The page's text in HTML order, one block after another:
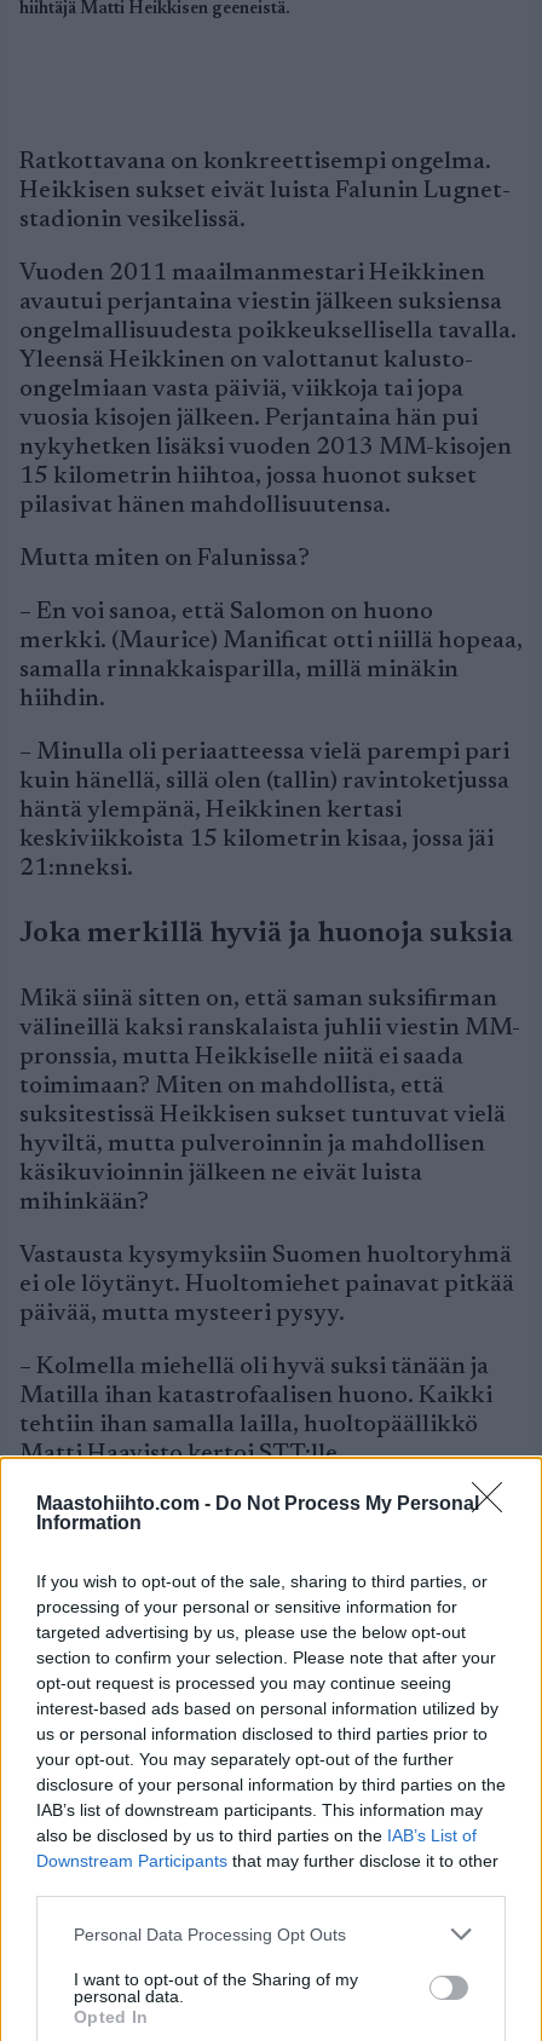
Maastohiihto.com - Do Not Process My Personal
Information
If you wish to opt-out of the sale, sharing to third parties, or
processing of your personal or sensitive information for
targeted advertising by us, please use the below opt-out
section to confirm your selection. Please note that after your
opt-out request is processed you may continue seeing
interest-based ads based on personal information utilized by
us or personal information disclosed to third parties prior to
your opt-out. You may separately opt-out of the further
disclosure of your personal information by third parties on the
IAB’s list of downstream participants. This information may
also be disclosed by us to third parties on the IAB’s List of
Downstream Participants that may further disclose it to other
Please note that this website/app uses one or more Google
not limited to your visit or usage behaviour. You may click to
grant or deny consent to Google and its third-party tags to
use your data for below specified purposes in below Google
Personal Data Processing Opt Outs
I want to opt-out of the Sharing of my
personal data.
Opted In
hiihtäjä Matti Heikkisen geeneistä.
Ratkottavana on konkreettisempi ongelma.
Heikkisen sukset eivät luista Falunin Lugnet-
stadionin vesikelissä.
Vuoden 2011 maailmanmestari Heikkinen
avautui perjantaina viestin jälkeen suksiensa
ongelmallisuudesta poikkeuksellisella tavalla.
Yleensä Heikkinen on valottanut kalusto-
ongelmiaan vasta päiviä, viikkoja tai jopa
vuosia kisojen jälkeen. Perjantaina hän pui
nykyhetken lisäksi vuoden 2013 MM-kisojen
15 kilometrin hiihtoa, jossa huonot sukset
pilasivat hänen mahdollisuutensa.
Mutta miten on Falunissa?
– En voi sanoa, että Salomon on huono
merkki. (Maurice) Manificat otti niillä hopeaa,
samalla rinnakkaisparilla, millä minäkin
hiihdin.
– Minulla oli periaatteessa vielä parempi pari
kuin hänellä, sillä olen (tallin) ravintoketjussa
häntä ylempänä, Heikkinen kertasi
keskiviikkoista 15 kilometrin kisaa, jossa jäi
21:nneksi.
Joka merkillä hyviä ja huonoja suksia
Mikä siinä sitten on, että saman suksifirman
välineillä kaksi ranskalaista juhlii viestin MM-
pronssia, mutta Heikkiselle niitä ei saada
toimimaan? Miten on mahdollista, että
suksitestissä Heikkisen sukset tuntuvat vielä
hyviltä, mutta pulveroinnin ja mahdollisen
käsikuvioinnin jälkeen ne eivät luista
mihinkään?
Vastausta kysymyksiin Suomen huoltoryhmä
ei ole löytänyt. Huoltomiehet painavat pitkää
päivää, mutta mysteeri pysyy.
– Kolmella miehellä oli hyvä suksi tänään ja
Matilla ihan katastrofaalisen huono. Kaikki
tehtiin ihan samalla lailla, huoltopäällikkö
Matti Haavisto kertoi STT:lle.
Haaviston mukaan suksimerkkien välillä ei
ole niin isoja eroja, etteikö niihin voisi tehdä
Heikkinen korosti, ettei hän pura
epäonnistumista keneenkään henkilöön. Ei
huoltopäällikköön, eikä omaan huoltajaansa
Hannu Hovilaan.
– Jostain syystä emme saa pohjamateriaalia
luistamaan. Ilmeisesti jotain menee pieleen
voitelussa ja käsikuvioinnissa, reagoiko se
pohjamateriaali niihin, Heikkinen tilitti ja
sanoi, etteivät suomalaiset voi tietää, mitä
Ranskan kopilla tehdään.
ratkaisussa sitkeyteen.